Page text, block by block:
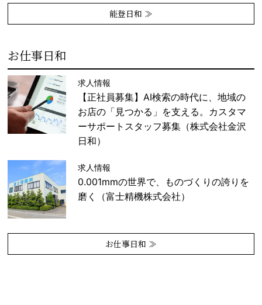
能登日和 ≫
お仕事日和
求人情報
【正社員募集】AI検索の時代に、地域の
お店の「見つかる」を支える。カスタマ
ーサポートスタッフ募集（株式会社金沢
日和）
求人情報
0.001mmの世界で、ものづくりの誇りを
磨く（富士精機株式会社）
お仕事日和 ≫